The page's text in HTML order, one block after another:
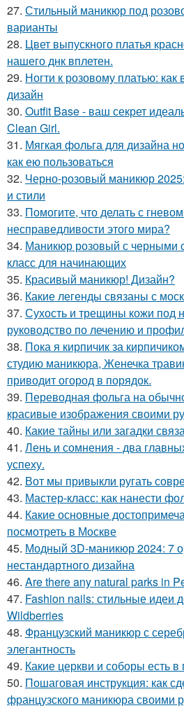
27. Стильный маникюр под
варианты
28. Цвет выпускного платья
нашего днк вплетен.
29. Ногти к розовому платью:
дизайн
30. Outfit Base - ваш секрет
Clean Girl.
31. Мягкая фольга для дизайна
как ею пользоваться
32. Черно-розовый маникюр
и стили
33. Помогите, что делать с
несправедливости этого мира?
34. Маникюр розовый с черными
класс для начинающих
35. Красивый маникюр! Дизайн?
36. Какие легенды связаны с
37. Сухость и трещины кожи под
руководство по лечению и
38. Пока я кирпичик за
студию маникюра, Женечка
приводит огород в порядок.
39. Переводная фольга на
красивые изображения своими
40. Какие тайны или загадки
41. Лень и сомнения - два
успеху.
42. Вот мы привыкли ругать
43. Мастер-класс: как нанести
44. Какие основные
посмотреть в Москве
45. Модный 3D-маникюр 2024: 7
нестандартного дизайна
46. Are there any natural parks in
47. Fashion nails: стильные идеи
Wildberries
48. Французский маникюр с
элегантность
49. Какие церкви и соборы есть в
50. Пошаговая инструкция: как
французского маникюра своими